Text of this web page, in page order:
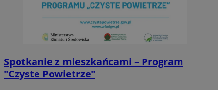
Spotkanie z mieszkańcami – Program
"Czyste Powietrze"